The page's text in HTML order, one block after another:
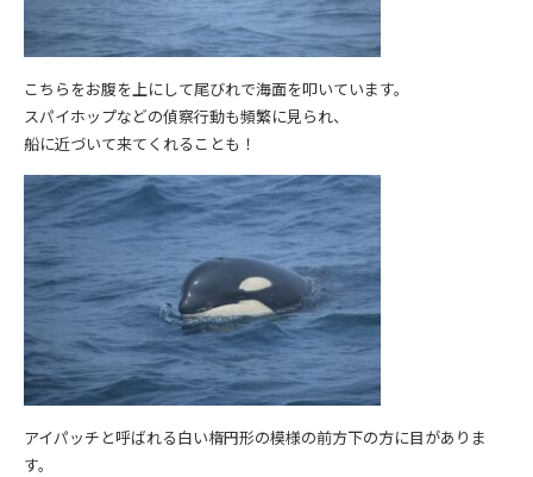
こちらをお腹を上にして尾びれで海面を叩いています。
スパイホップなどの偵察行動も頻繁に見られ、
船に近づいて来てくれることも！
アイパッチと呼ばれる白い楕円形の模様の前方下の方に目がありま
す。